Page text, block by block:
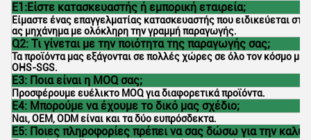
Ε1:Είστε κατασκευαστής ή εμπορική εταιρεία;
Είμαστε ένας επαγγελματίας κατασκευαστής που ειδικεύεται
ας μηχάνημα με ολόκληρη την γραμμή παραγωγής.
Q2: Τι γίνεται με την ποιότητα της παραγωγής σας;
Τα προϊόντα μας εξάγονται σε πολλές χώρες σε όλο τον κόσμο με
OHS-SGS.
Ε3: Ποια είναι η MOQ σας;
Προσφέρουμε ευέλικτο MOQ για διαφορετικά προϊόντα.
Ε4: Μπορούμε να έχουμε το δικό μας σχέδιο;
Ναι, OEM, ODM είναι και τα δύο ευπρόσδεκτα.
Ε5: Ποιες πληροφορίες πρέπει να σας δώσω για την